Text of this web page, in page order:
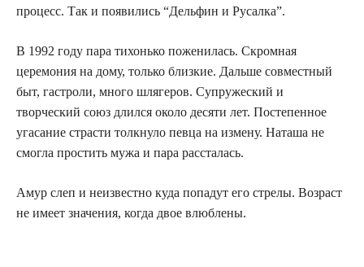
процесс. Так и появились “Дельфин и Русалка”.
В 1992 году пара тихонько поженилась. Скромная
церемония на дому, только близкие. Дальше совместный
быт, гастроли, много шлягеров. Супружеский и
творческий союз длился около десяти лет. Постепенное
угасание страсти толкнуло певца на измену. Наташа не
смогла простить мужа и пара рассталась.
Амур слеп и неизвестно куда попадут его стрелы. Возраст
не имеет значения, когда двое влюблены.